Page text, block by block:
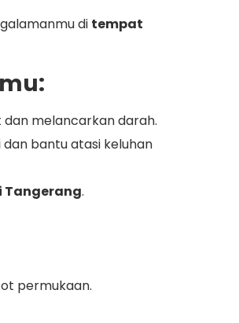
di tempat
melancarkan darah.
bantu atasi keluhan
Tangerang.
permukaan.